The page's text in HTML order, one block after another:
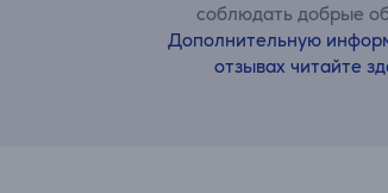
соблюдать добрые
Дополнительную
отзывах читайте